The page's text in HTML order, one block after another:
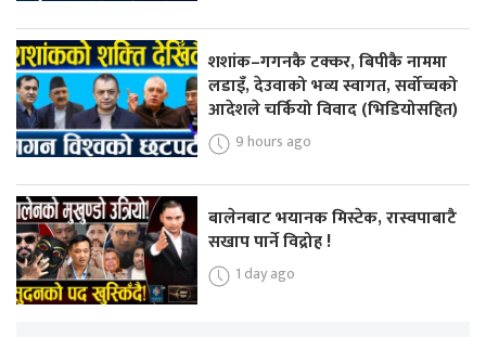
शशांक–गगनकै टक्कर, बिपीकै नाममा
लडाइँ, देउवाको भव्य स्वागत, सर्वोच्चको
आदेशले चर्कियो विवाद (भिडियोसहित)
9 hours ago
बालेनबाट भयानक मिस्टेक, रास्वपाबाटै
सखाप पार्ने विद्रोह !
1 day ago